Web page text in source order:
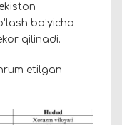
boʻyicha
qilinadi.
etilgan